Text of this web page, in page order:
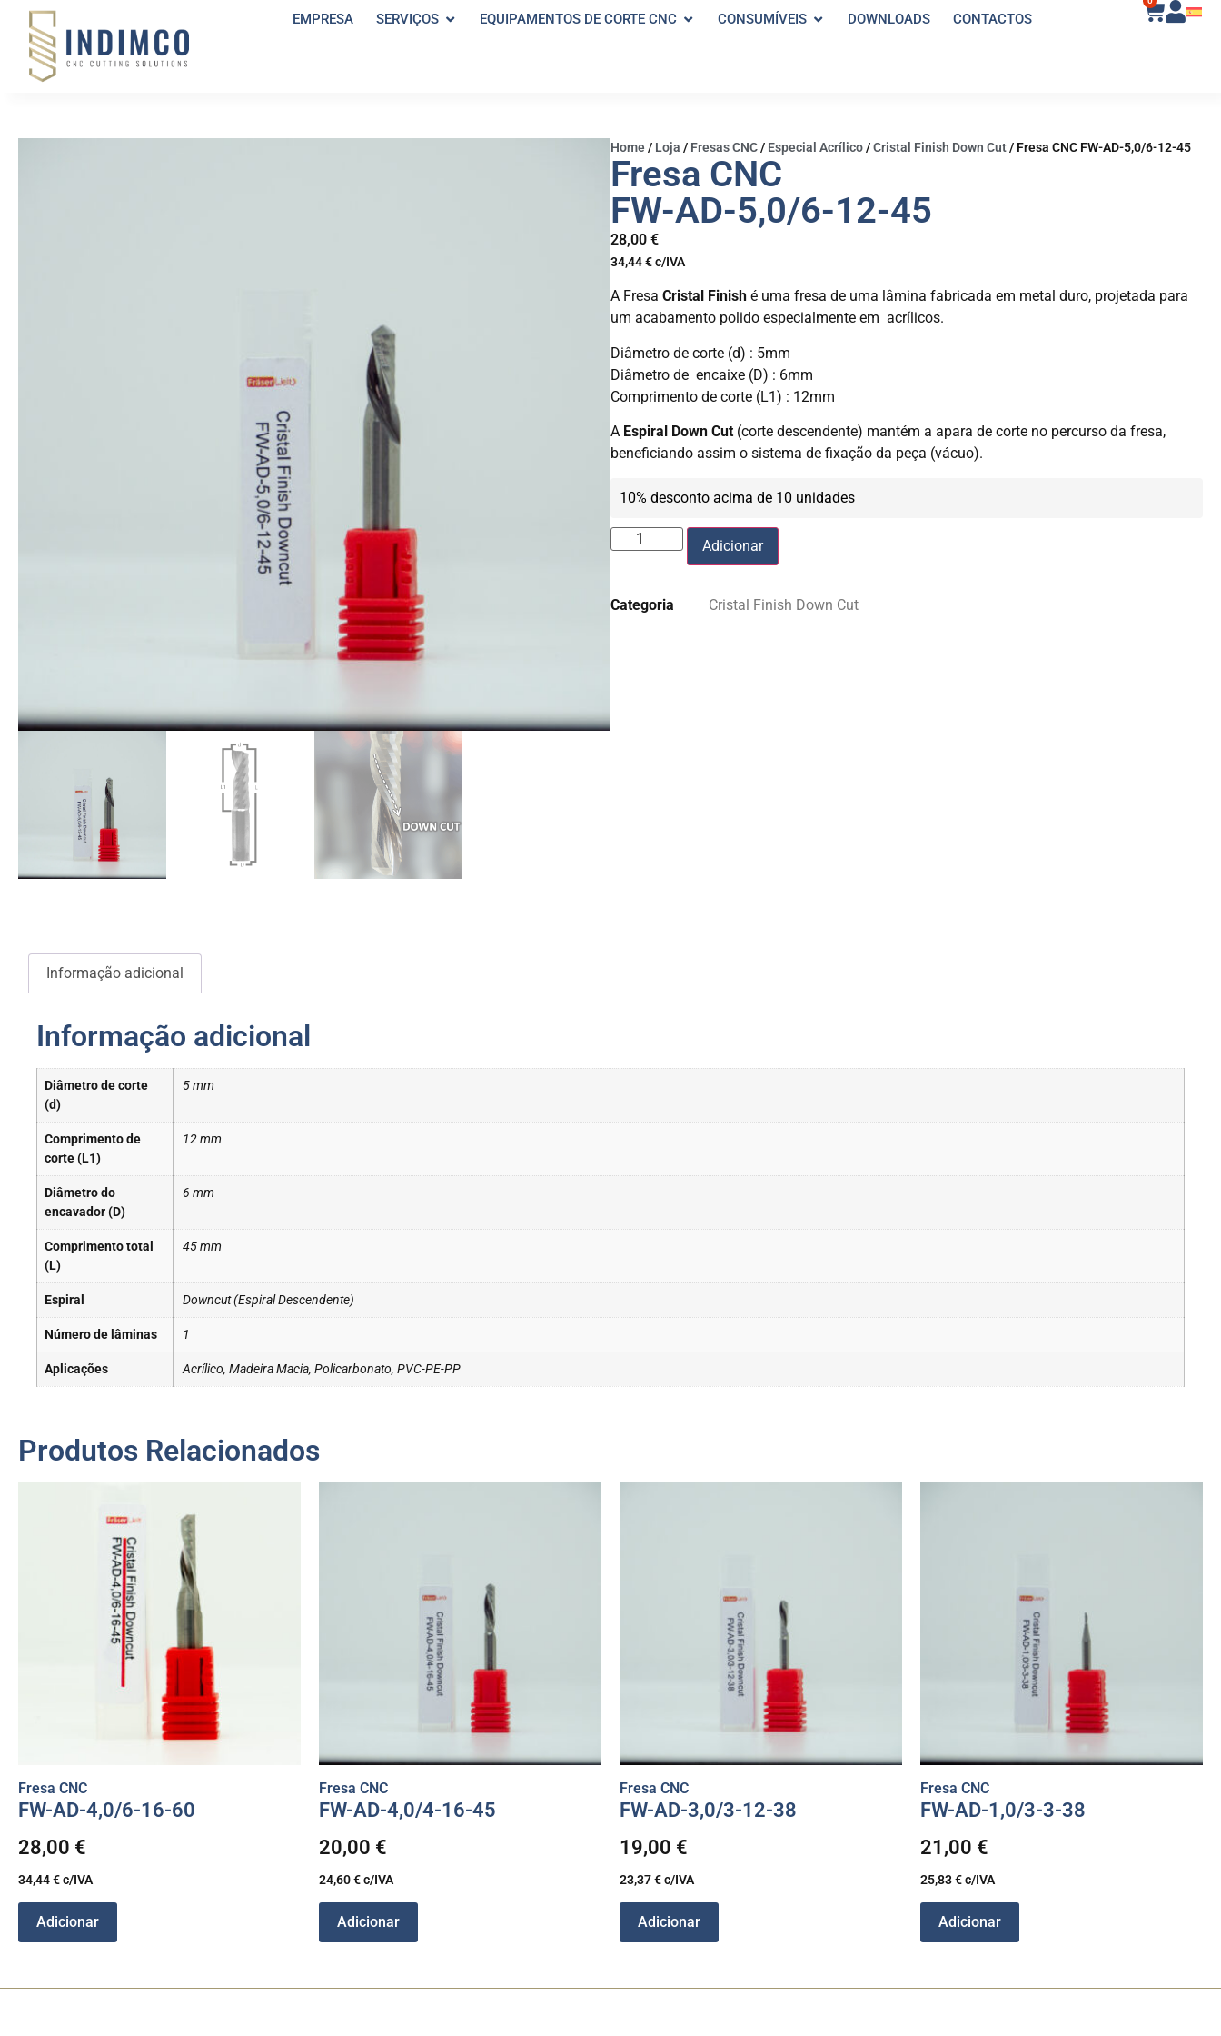
EMPRESA SERVIÇOS EQUIPAMENTOS DE CORTE CNC CONSUMÍVEIS DOWNLOADS CONTACTOS
Home/ Loja / Fresas CNC/ Especial Acrílico/Cristal Finish Down Cut/ Fresa CNC FW-AD-5,0/6-12-45
Fresa CNC
FW-AD-5,0/6-12-45
28,00 €
34,44€c/IVA
A Fresa Cristal Finish é uma fresa de uma lâmina fabricada em metal duro, projetada para
um acabamento polido especialmente em acrílicos.
Diâmetro de corte (d) : 5mm
Diâmetro de encaixe (D) : 6mm
Comprimento de corte (L1) : 12mm
A Espiral Down Cut (corte descendente) mantém a apara de corte no percurso da fresa,
beneficiando assim o sistema de fixação da peça (vácuo).
10% desconto acima de 10 unidades
Adicionar
Categoria Cristal Finish Down Cut
Informação adicional
Informação adicional
Diâmetro de corte
(d)
5 mm
Comprimento de
corte (L1)
12 mm
Diâmetro do
encavador (D)
6 mm
Comprimento total
(L)
45 mm
Espiral Downcut (Espiral Descendente)
Número de lâminas 1
Aplicações Acrílico, Madeira Macia, Policarbonato, PVC-PE-PP
Produtos Relacionados
Fresa CNC
FW-AD-4,0/6-16-60
28,00 €
34,44€c/IVA
Adicionar
Fresa CNC
FW-AD-4,0/4-16-45
20,00 €
24,60€c/IVA
Adicionar
Fresa CNC
FW-AD-3,0/3-12-38
19,00 €
23,37€c/IVA
Adicionar
Fresa CNC
FW-AD-1,0/3-3-38
21,00 €
25,83€c/IVA
Adicionar